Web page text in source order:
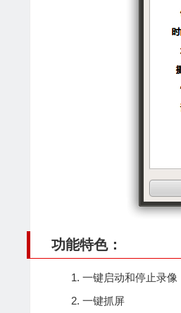
功能特色：
一键启动和停止录像
一键抓屏